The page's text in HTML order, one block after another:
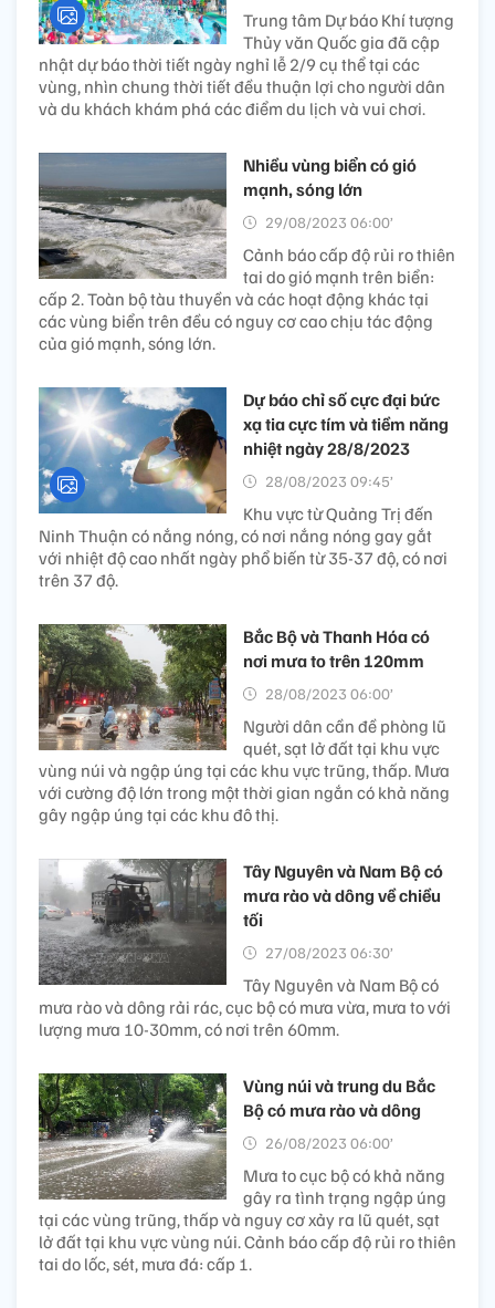
Trung tâm Dự báo Khí tượng
Thủy văn Quốc gia đã cập
nhật dự báo thời tiết ngày nghỉ lễ 2/9 cụ thể tại các
vùng, nhìn chung thời tiết đều thuận lợi cho người dân
và du khách khám phá các điểm du lịch và vui chơi.
Nhiều vùng biển có gió
mạnh, sóng lớn
29/08/2023 06:00’
Cảnh báo cấp độ rủi ro thiên
tai do gió mạnh trên biển:
cấp 2. Toàn bộ tàu thuyền và các hoạt động khác tại
các vùng biển trên đều có nguy cơ cao chịu tác động
của gió mạnh, sóng lớn.
Dự báo chỉ số cực đại bức
xạ tia cực tím và tiềm năng
nhiệt ngày 28/8/2023
28/08/2023 09:45’
Khu vực từ Quảng Trị đến
Ninh Thuận có nắng nóng, có nơi nắng nóng gay gắt
với nhiệt độ cao nhất ngày phổ biến từ 35-37 độ, có nơi
trên 37 độ.
Bắc Bộ và Thanh Hóa có
nơi mưa to trên 120mm
28/08/2023 06:00’
Người dân cần đề phòng lũ
quét, sạt lở đất tại khu vực
vùng núi và ngập úng tại các khu vực trũng, thấp. Mưa
với cường độ lớn trong một thời gian ngắn có khả năng
gây ngập úng tại các khu đô thị.
Tây Nguyên và Nam Bộ có
mưa rào và dông về chiều
tối
27/08/2023 06:30’
Tây Nguyên và Nam Bộ có
mưa rào và dông rải rác, cục bộ có mưa vừa, mưa to với
lượng mưa 10-30mm, có nơi trên 60mm.
Vùng núi và trung du Bắc
Bộ có mưa rào và dông
26/08/2023 06:00’
Mưa to cục bộ có khả năng
gây ra tình trạng ngập úng
tại các vùng trũng, thấp và nguy cơ xảy ra lũ quét, sạt
lở đất tại khu vực vùng núi. Cảnh báo cấp độ rủi ro thiên
tai do lốc, sét, mưa đá: cấp 1.